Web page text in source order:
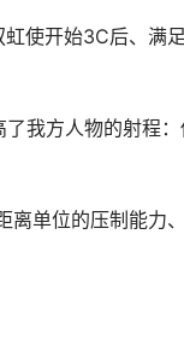
使开始3C后、满
我方人物的射程
离单位的压制能力